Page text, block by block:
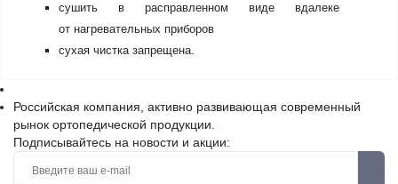
сушить в расправленном виде вдалеке
от нагревательных приборов
сухая чистка запрещена.
Российская компания, активно развивающая современный
рынок ортопедической продукции.
Подписывайтесь на новости и акции: